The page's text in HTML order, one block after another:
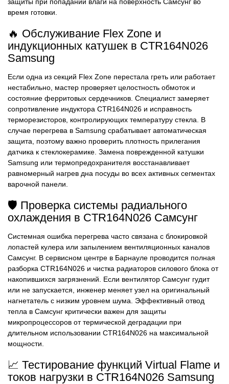
защиты при попадании влаги на поверхность Самсунг во
время готовки.
🔥 Обслуживание Flex Zone и
индукционных катушек в CTR164N026
Samsung
Если одна из секций Flex Zone перестала греть или работает
нестабильно, мастер проверяет целостность обмоток и
состояние ферритовых сердечников. Специалист замеряет
сопротивление индуктора CTR164N026 и исправность
терморезисторов, контролирующих температуру стекла. В
случае перегрева в Samsung срабатывает автоматическая
защита, поэтому важно проверить плотность прилегания
датчика к стеклокерамике. Замена поврежденной катушки
Samsung или термопредохранителя восстанавливает
равномерный нагрев дна посуды во всех активных сегментах
варочной панели.
🛡️ Проверка системы радиального
охлаждения в CTR164N026 Самсунг
Системная ошибка перегрева часто связана с блокировкой
лопастей кулера или запылением вентиляционных каналов
Самсунг. В сервисном центре в Барнауле проводится полная
разборка CTR164N026 и чистка радиаторов силового блока от
накопившихся загрязнений. Если вентилятор Самсунг гудит
или не запускается, инженер меняет узел на оригинальный
нагнетатель с низким уровнем шума. Эффективный отвод
тепла в Самсунг критически важен для защиты
микропроцессоров от термической деградации при
длительном использовании CTR164N026 на максимальной
мощности.
📈 Тестирование функций Virtual Flame и
токов нагрузки в CTR164N026 Samsung